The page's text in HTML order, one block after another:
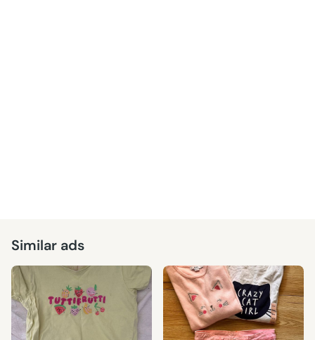
Similar ads